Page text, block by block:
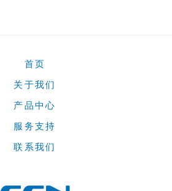
首页
关于我们
产品中心
服务支持
联系我们